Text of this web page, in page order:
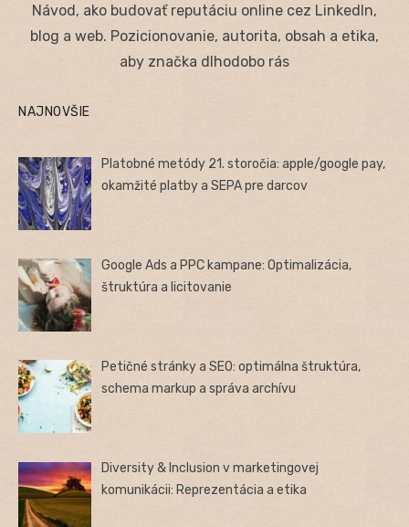
Návod, ako budovať reputáciu online cez LinkedIn,
blog a web. Pozicionovanie, autorita, obsah a etika,
aby značka dlhodobo rás
NAJNOVŠIE
Platobné metódy 21. storočia: apple/google pay,
okamžité platby a SEPA pre darcov
Google Ads a PPC kampane: Optimalizácia,
štruktúra a licitovanie
Petičné stránky a SEO: optimálna štruktúra,
schema markup a správa archívu
Diversity & Inclusion v marketingovej
komunikácii: Reprezentácia a etika